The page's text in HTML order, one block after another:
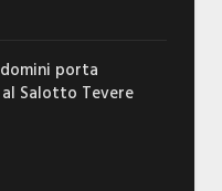
porta
Salotto Tevere